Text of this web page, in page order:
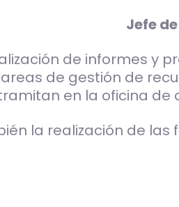
Jefe
de informes y
de gestión de
en la oficina de
la realización de